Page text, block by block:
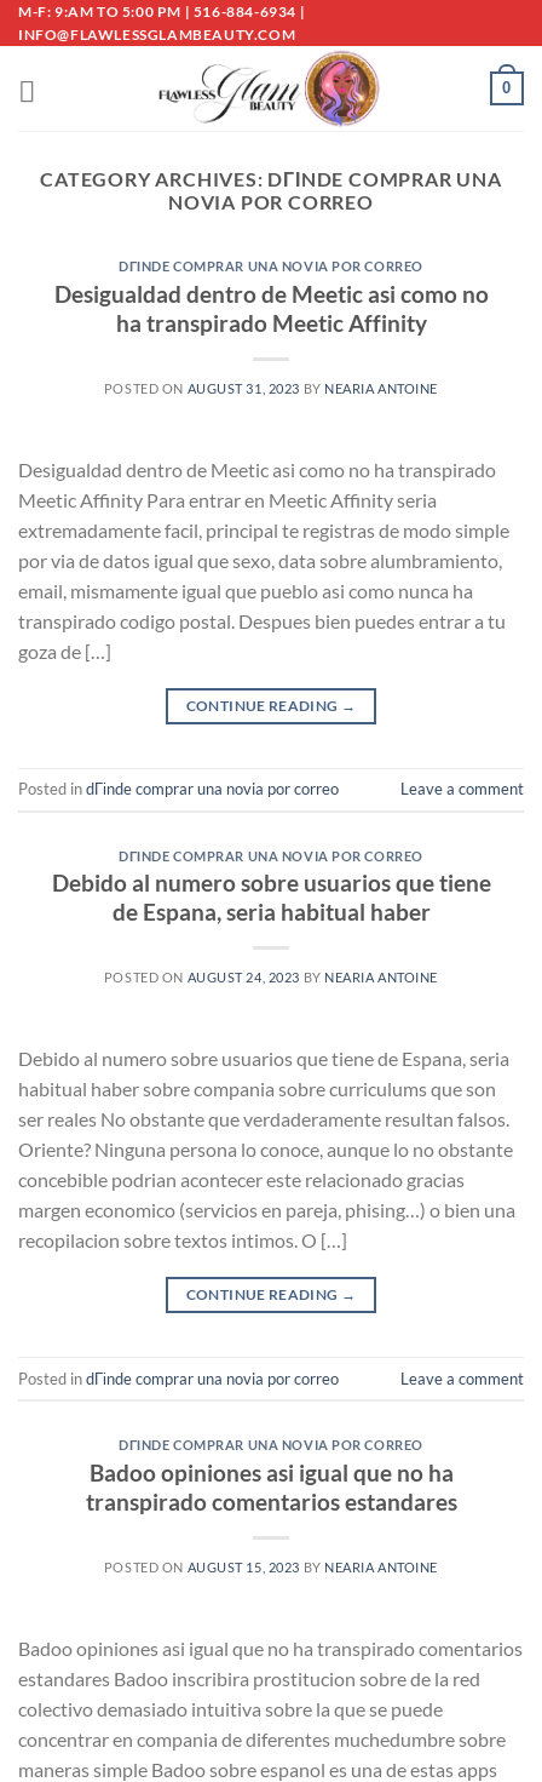
Skip
to
M-F: 9:AM TO 5:00 PM | 516-884-6934 |
INFO@FLAWLESSGLAMBEAUTY.COM
0
CATEGORY ARCHIVES: DГІNDE COMPRAR UNA
NOVIA POR CORREO
DГІNDE COMPRAR UNA NOVIA POR CORREO
Desigualdad dentro de Meetic asi­ como no
ha transpirado Meetic Affinity
POSTED ON AUGUST 31, 2023 BY NEARIA ANTOINE
Desigualdad dentro de Meetic asi­ como no ha transpirado
Meetic Affinity Para entrar en Meetic Affinity seri­a
extremadamente facil, principal te registras de modo simple
por vi­a de datos igual que sexo, data sobre alumbramiento,
email, mismamente igual que pueblo asi­ como nunca ha
transpirado codigo postal. Despues bien puedes entrar a tu
goza de […]
CONTINUE READING →
Posted indГіnde comprar una novia por correo Leave a comment
DГІNDE COMPRAR UNA NOVIA POR CORREO
Debido al numero sobre usuarios que tiene
de Espana, seri­a habitual haber
POSTED ON AUGUST 24, 2023 BY NEARIA ANTOINE
Debido al numero sobre usuarios que tiene de Espana, seri­a
habitual haber sobre compania sobre curriculums que son
ser reales No obstante que verdaderamente resultan falsos.
Oriente? Ninguna persona lo conoce, aunque lo no obstante
concebible podri­an acontecer este relacionado gracias
margen economico (servicios en pareja, phising…) o bien una
recopilacion sobre textos intimos. O […]
CONTINUE READING →
Posted indГіnde comprar una novia por correo Leave a comment
DГІNDE COMPRAR UNA NOVIA POR CORREO
Badoo opiniones asi igual que no ha
transpirado comentarios estandares
POSTED ON AUGUST 15, 2023 BY NEARIA ANTOINE
Badoo opiniones asi igual que no ha transpirado comentarios
estandares Badoo inscribira prostitucion sobre de la red
colectivo demasiado intuitiva sobre la que se puede
concentrar en compania de diferentes muchedumbre sobre
maneras simple Badoo sobre espanol es una de estas apps